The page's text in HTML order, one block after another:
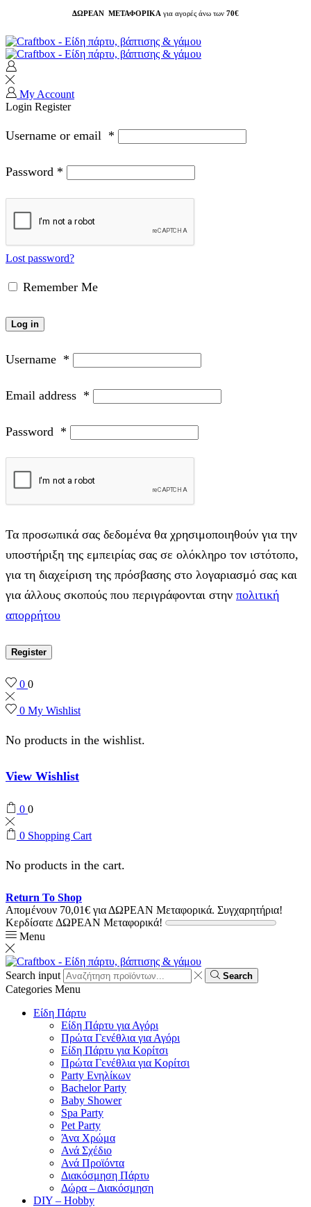
ΔΩΡΕΑΝ ΜΕΤΑΦΟΡΙΚΑ για αγορές άνω των 70€
My Account
Login Register
Username or email *
Password *
Lost password?
Remember Me
Log in
Username *
Email address *
Password *
Τα προσωπικά σας δεδομένα θα χρησιμοποιηθούν για την
υποστήριξη της εμπειρίας σας σε ολόκληρο τον ιστότοπο,
για τη διαχείριση της πρόσβασης στο λογαριασμό σας και
για άλλους σκοπούς που περιγράφονται στην πολιτική
απορρήτου
Register
0 0
0 My Wishlist
No products in the wishlist.
View Wishlist
0 0
0 Shopping Cart
No products in the cart.
Return To Shop
Απομένουν 70,01€ για ΔΩΡΕΑΝ Μεταφορικά. Συγχαρητήρια!
Κερδίσατε ΔΩΡΕΑΝ Μεταφορικά!
Menu
Search input Search
Categories Menu
Είδη Πάρτυ
Είδη Πάρτυ για Αγόρι
Πρώτα Γενέθλια για Αγόρι
Είδη Πάρτυ για Κορίτσι
Πρώτα Γενέθλια για Κορίτσι
Party Ενηλίκων
Bachelor Party
Baby Shower
Spa Party
Pet Party
Άνα Χρώμα
Ανά Σχέδιο
Ανά Προϊόντα
Διακόσμηση Πάρτυ
Δώρα – Διακόσμηση
DIY – Hobby